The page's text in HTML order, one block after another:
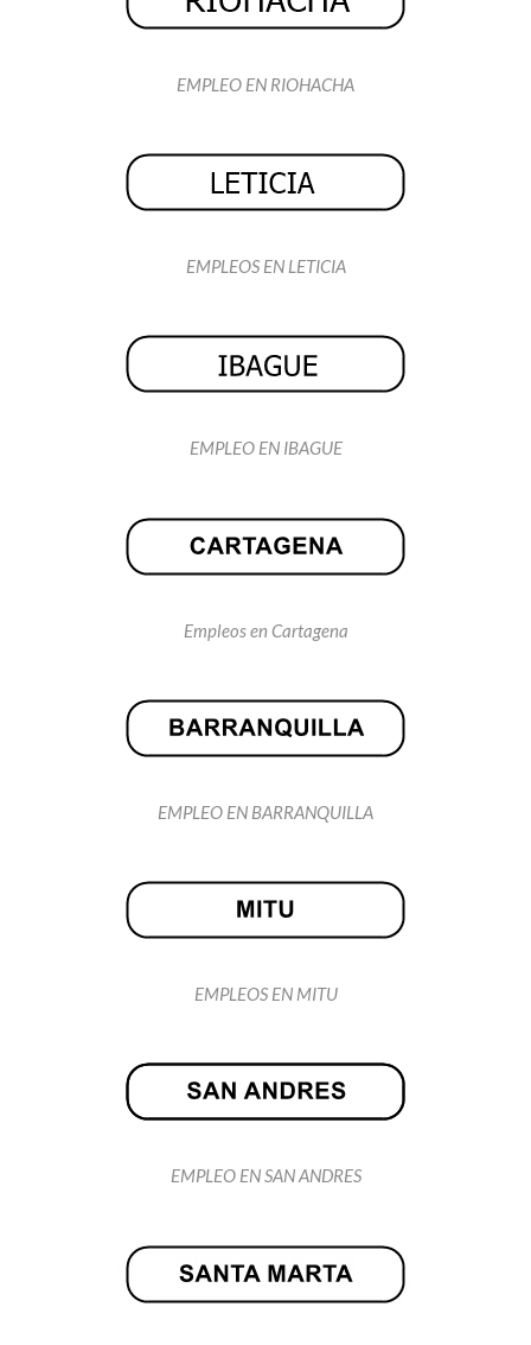
EMPLEO EN RIOHACHA
EMPLEOS EN LETICIA
EMPLEO EN IBAGUE
Empleos en Cartagena
EMPLEO EN BARRANQUILLA
EMPLEOS EN MITU
EMPLEO EN SAN ANDRES